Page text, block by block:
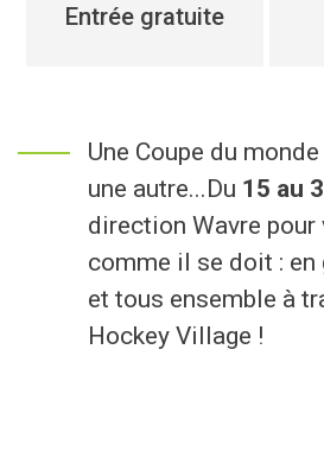
Culture et loisirs
Association
Aîné
Commerçant
En situation de
Je trouve
Mes démarches
Services
Agenda
Entrée gratuite
Une Coupe du
une autre...Du 15 au
direction Wavre pour
comme il se doit : en
et tous ensemble à
Hockey Village !